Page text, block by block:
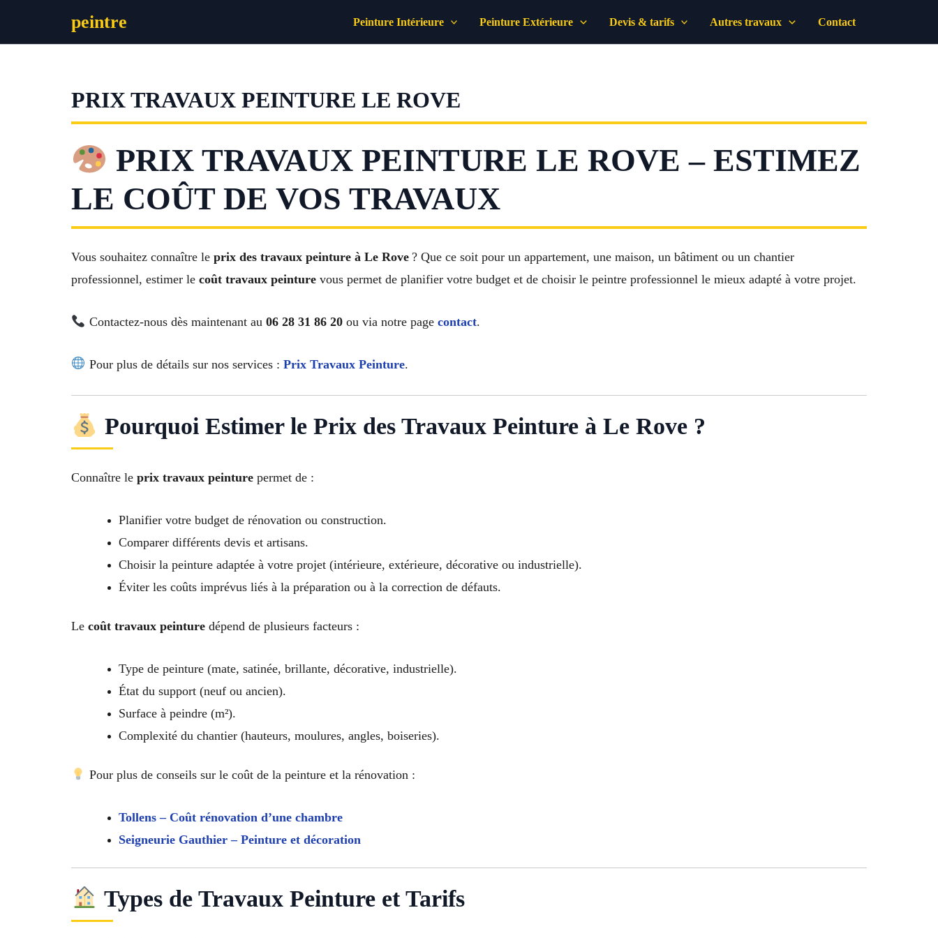
contenu
peintre Peinture Intérieure Peinture Extérieure Devis & tarifs Autres travaux Contact
PRIX TRAVAUX PEINTURE LE ROVE
PRIX TRAVAUX PEINTURE LE ROVE – ESTIMEZ
LE COÛT DE VOS TRAVAUX
Vous souhaitez connaître le prix des travaux peinture à Le Rove ? Que ce soit pour un appartement, une maison, un bâtiment ou un chantier
professionnel, estimer le coût travaux peinture vous permet de planifier votre budget et de choisir le peintre professionnel le mieux adapté à votre projet.
Contactez-nous dès maintenant au 06 28 31 86 20ou via notre page contact.
Pour plus de détails sur nos services : Prix Travaux Peinture.
Pourquoi Estimer le Prix des Travaux Peinture à Le Rove ?
Connaître le prix travaux peinture permet de :
Planifier votre budget de rénovation ou construction.
Comparer différents devis et artisans.
Choisir la peinture adaptée à votre projet (intérieure, extérieure, décorative ou industrielle).
Éviter les coûts imprévus liés à la préparation ou à la correction de défauts.
Le coût travaux peinture dépend de plusieurs facteurs :
Type de peinture (mate, satinée, brillante, décorative, industrielle).
État du support (neuf ou ancien).
Surface à peindre (m²).
Complexité du chantier (hauteurs, moulures, angles, boiseries).
Pour plus de conseils sur le coût de la peinture et la rénovation :
Tollens – Coût rénovation d’une chambre
Seigneurie Gauthier – Peinture et décoration
Types de Travaux Peinture et Tarifs